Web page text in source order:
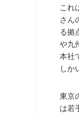
これ
さん
る拠
や九
本社
しか
東京
は若